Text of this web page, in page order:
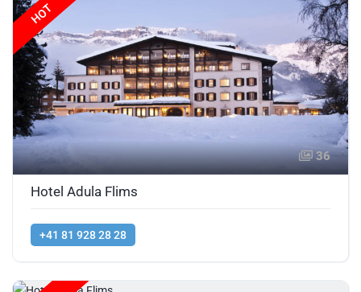
HOT
36
Hotel Adula Flims
+41 81 928 28 28